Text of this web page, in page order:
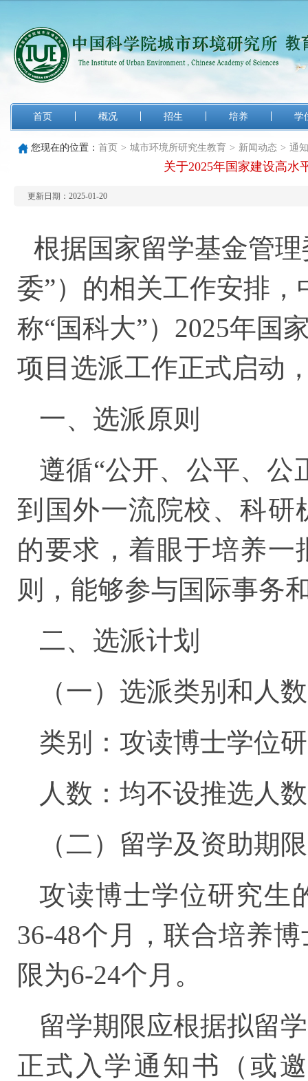
首页 概况 招生 培养 学
您现在的位置： 首页 > 城市环境所研究生教育 > 新闻动态 > 通
关于2025年国家建设高水
更新日期：2025-01-20
根据国家留学基金管
委”）的相关工作安排
称“国科大”）2025年国
项目选派工作正式启动
一、选派原则
遵循“公开、公平、公
到国外一流院校、科研
的要求，着眼于培养
则，能够参与国际事务
二、选派计划
（一）选派类别和人数
类别：攻读博士学位
人数：均不设推选人
（二）留学及资助期限
攻读博士学位研究生
36-48个月，联合培养
限为6-24个月。
留学期限应根据拟留
正式入学通知书（或